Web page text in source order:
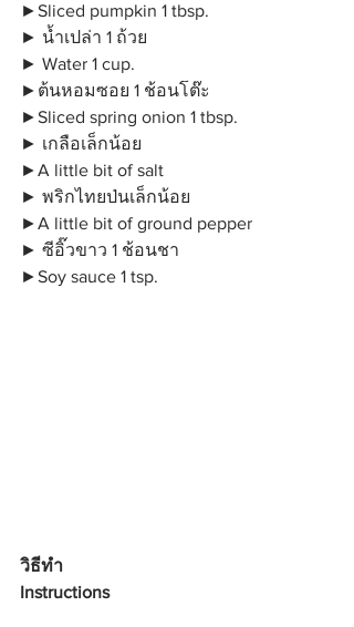
►Sliced pumpkin 1 tbsp.
► น้ำเปล่า 1 ถ้วย
► Water 1 cup.
►ต้นหอมซอย 1 ช้อนโต๊ะ
►Sliced spring onion 1 tbsp.
► เกลือเล็กน้อย
►A little bit of salt
► พริกไทยป่นเล็กน้อย
►A little bit of ground pepper
► ซีอิ๊วขาว 1 ช้อนชา
►Soy sauce 1 tsp.
วิธีทำ
Instructions